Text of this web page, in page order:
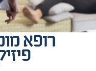
רופא